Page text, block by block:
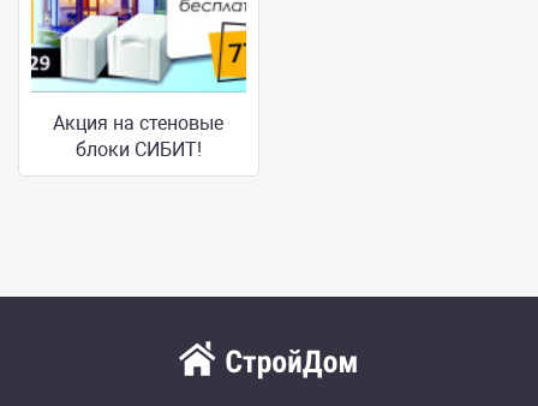
Акция на стеновые
блоки СИБИТ!